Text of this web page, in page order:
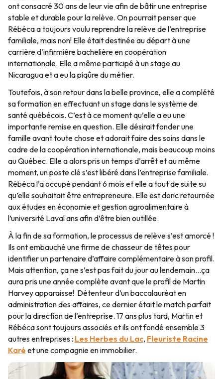
ont consacré 30 ans de leur vie afin de bâtir une entreprise
stable et durable pour la relève. On pourrait penser que
Rébéca a toujours voulu reprendre la relève de l’entreprise
familiale, mais non! Elle était destinée au départ à une
carrière d’infirmière bachelière en coopération
internationale. Elle a même participé à un stage au
Nicaragua et a eu la piqûre du métier.
Toutefois, à son retour dans la belle province, elle a complété
sa formation en effectuant un stage dans le système de
santé québécois. C’est à ce moment qu’elle a eu une
importante remise en question. Elle désirait fonder une
famille avant toute chose et adorait faire des soins dans le
cadre de la coopération internationale, mais beaucoup moins
au Québec. Elle a alors pris un temps d’arrêt et au même
moment, un poste clé s’est libéré dans l’entreprise familiale.
Rébéca l’a occupé pendant 6 mois et elle a tout de suite su
qu’elle souhaitait être entrepreneure. Elle est donc retournée
aux études en économie et gestion agroalimentaire à
l’université Laval ans afin d’être bien outillée.
À la fin de sa formation, le processus de relève s’est amorcé !
Ils ont embauché une firme de chasseur de têtes pour
identifier un partenaire d’affaire complémentaire à son profil.
Mais attention, ça ne s’est pas fait du jour au lendemain…ça
aura pris une année complète avant que le profil de Martin
Harvey apparaisse! Détenteur d’un baccalauréat en
administration des affaires, ce dernier était le match parfait
pour la direction de l’entreprise. 17 ans plus tard, Martin et
Rébéca sont toujours associés et ils ont fondé ensemble 3
autres entreprises : Les Herbes du Lac, Fleuriste Racine
Karé et une compagnie en immobilier.